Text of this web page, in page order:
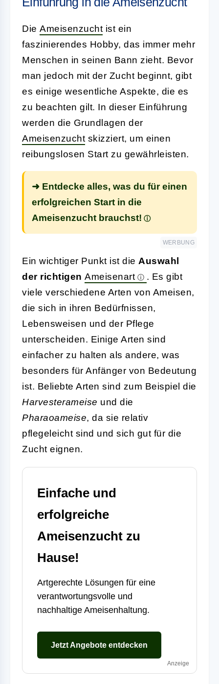
Die Ameisenzucht ist ein
faszinierendes Hobby, das immer mehr
Menschen in seinen Bann zieht. Bevor
man jedoch mit der Zucht beginnt, gibt
es einige wesentliche Aspekte, die es
zu beachten gilt. In dieser Einführung
werden die Grundlagen der
Ameisenzucht skizziert, um einen
reibungslosen Start zu gewährleisten.
➜ Entdecke alles, was du für einen
erfolgreichen Start in die
Ameisenzucht brauchst!
WERBUNG
Ein wichtiger Punkt ist die Auswahl
der richtigen Ameisenart
. Es gibt
viele verschiedene Arten von Ameisen,
die sich in ihren Bedürfnissen,
Lebensweisen und der Pflege
unterscheiden. Einige Arten sind
einfacher zu halten als andere, was
besonders für Anfänger von Bedeutung
ist. Beliebte Arten sind zum Beispiel die
Harvesterameise und die
Pharaoameise, da sie relativ
pflegeleicht sind und sich gut für die
Zucht eignen.
Einfache und
erfolgreiche
Ameisenzucht zu
Hause!
Artgerechte Lösungen für eine
verantwortungsvolle und
nachhaltige Ameisenhaltung.
Jetzt Angebote entdecken
Anzeige